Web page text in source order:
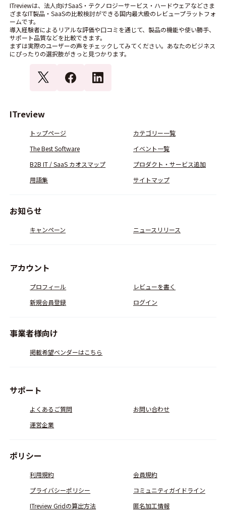
ITreviewは、法人向けSaaS・テクノロジーサービス・ハードウェアなどさま
ざまなIT製品・SaaSの比較検討ができる国内最大級のレビュープラットフォ
ームです。
導入経験者によるリアルな評価や口コミを通じて、製品の機能や使い勝手、
サポート品質などを比較できます。
まずは実際のユーザーの声をチェックしてみてください。あなたのビジネス
にぴったりの選択肢がきっと見つかります。
ITreview
トップページ
カテゴリー一覧
The Best Software
イベント一覧
B2B IT / SaaS カオスマップ
プロダクト・サービス追加
用語集
サイトマップ
お知らせ
キャンペーン ニュースリリース
アカウント
プロフィール
レビューを書く
新規会員登録
ログイン
事業者様向け
掲載希望ベンダーはこちら
サポート
よくあるご質問
お問い合わせ
運営企業
ポリシー
利用規約
会員規約
プライバシーポリシー
コミュニティガイドライン
ITreview Gridの算出方法
匿名加工情報